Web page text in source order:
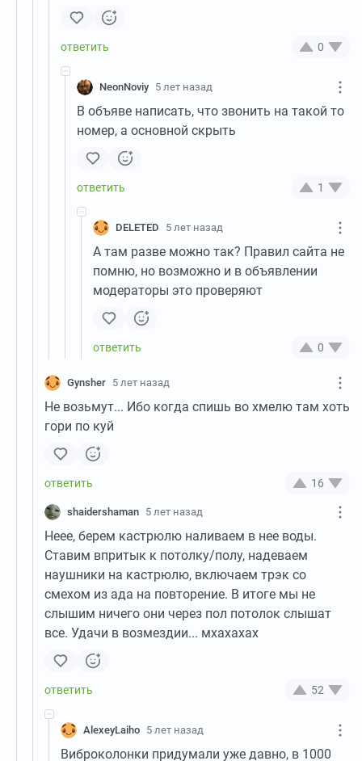
0
NeonNoviy 5 лет назад
В объяве написать, что звонить на такой то
номер, а основной скрыть
1
DELETED 5 лет назад
А там разве можно так? Правил сайта не
помню, но возможно и в объявлении
модераторы это проверяют
0
Gynsher 5 лет назад
Не возьмут... Ибо когда спишь во хмелю там хоть
гори по куй
16
shaidershaman 5 лет назад
Неее, берем кастрюлю наливаем в нее воды.
Ставим впритык к потолку/полу, надеваем
наушники на кастрюлю, включаем трэк со
смехом из ада на повторение. В итоге мы не
слышим ничего они через пол потолок слышат
все. Удачи в возмездии... мхахахах
52
AlexeyLaiho 5 лет назад
Виброколонки придумали уже давно, в 1000